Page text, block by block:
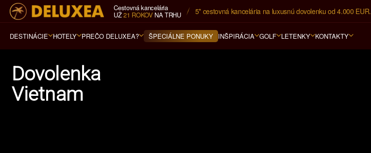
Cestovná kancelária
UŽ21 ROKOVNA TRHU 5* cestovná kancelária na luxusnú dovolenku od 4.000 EUR.
DESTINÁCIE HOTELY PREČO DELUXEA? ŠPECIÁLNE PONUKY INŠPIRÁCIA GOLF LETENKY KONTAKTY
Dovolenka
Vietnam